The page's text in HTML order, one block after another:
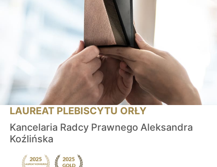
LAUREAT PLEBISCYTU ORŁY
Kancelaria Radcy Prawnego Aleksandra
Koźlińska